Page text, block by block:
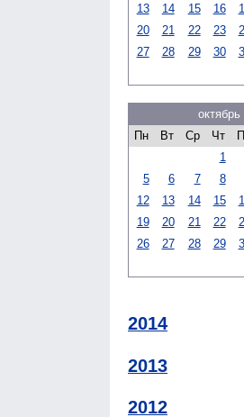
13
14 15 16
20
21 22 23
27
28 29 30
октябрь
Пн
Вт Ср Чт
1
5
6 7 8
12
13 14 15
19
20 21 22
26
27 28 29
2014
2013
2012